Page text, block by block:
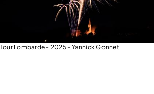
Tour Lombarde - 2025 - Yannick Gonnet